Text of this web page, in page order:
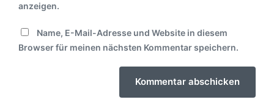
anzeigen.
Name, E-Mail-Adresse und Website in diesem
Browser für meinen nächsten Kommentar speichern.